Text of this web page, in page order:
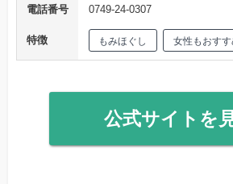
電話番号
0749-24-0307
特徴 もみほぐし 女性もおすす
公式サイトを